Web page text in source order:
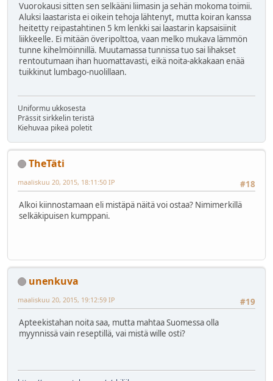
Vuorokausi sitten sen selkääni liimasin ja sehän mokoma toimii.
Aluksi laastarista ei oikein tehoja lähtenyt, mutta koiran kanssa
heitetty reipastahtinen 5 km lenkki sai laastarin kapsaisiinit
liikkeelle. Ei mitään överipolttoa, vaan melko mukava lämmön
tunne kihelmöinnillä. Muutamassa tunnissa tuo sai lihakset
rentoutumaan ihan huomattavasti, eikä noita-akkakaan enää
tuikkinut lumbago-nuolillaan.
Uniformu ukkosesta
Prässit sirkkelin teristä
Kiehuvaa pikeä poletit
TheTäti
#18
maaliskuu 20, 2015, 18:11:50 IP
Alkoi kiinnostamaan eli mistäpä näitä voi ostaa? Nimimerkillä
selkäkipuisen kumppani.
unenkuva
#19
maaliskuu 20, 2015, 19:12:59 IP
Apteekistahan noita saa, mutta mahtaa Suomessa olla
myynnissä vain reseptillä, vai mistä wille osti?